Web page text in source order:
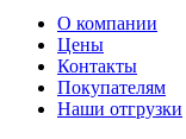
О компании
Цены
Контакты
Покупателям
Наши отгрузки